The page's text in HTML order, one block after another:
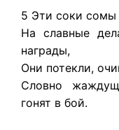
5 Эти соки
На славные
награды,
Они потекли,
Словно
гонят в бой.